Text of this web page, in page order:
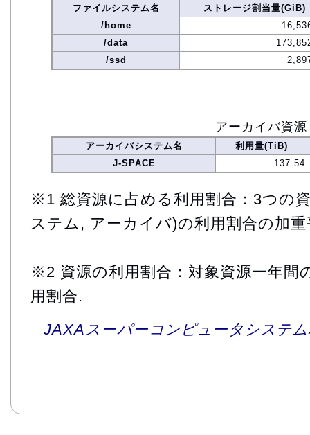
ファイルシステム名
ストレージ割当量(GiB)
/home
/data
/ssd
アーカイバ資源
アーカイバシステム名
利用量(TiB)
J-SPACE
137.54
※1 総資源に占める利用割合：3つの
ステム, アーカイバ)の利用割合の加重
※2 資源の利用割合：対象資源一年間
用割合.
JAXAスーパーコンピュータシステ